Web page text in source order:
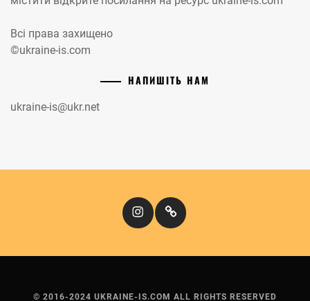
Всі права захищено
©ukraine-is.com
НАПИШІТЬ НАМ
ukraine-is@ukr.net
InstagramКіномандри
© 2016-2024 UKRAINE-IS.COM ALL RIGHTS RESERVED